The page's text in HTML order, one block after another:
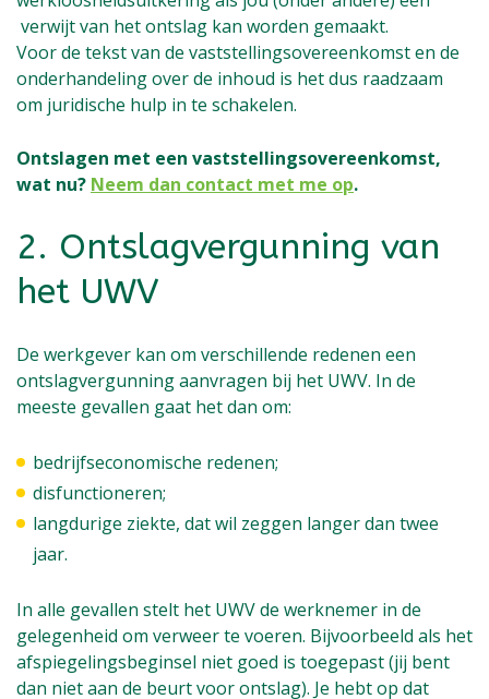
verwijt van het ontslag kan worden gemaakt.
Voor de tekst van de vaststellingsovereenkomst en de
onderhandeling over de inhoud is het dus raadzaam
om juridische hulp in te schakelen.
Ontslagen met een vaststellingsovereenkomst,
wat nu? Neem dan contact met me op.
2. Ontslagvergunning van
het UWV
De werkgever kan om verschillende redenen een
ontslagvergunning aanvragen bij het UWV. In de
meeste gevallen gaat het dan om:
bedrijfseconomische redenen;
disfunctioneren;
langdurige ziekte, dat wil zeggen langer dan twee
jaar.
In alle gevallen stelt het UWV de werknemer in de
gelegenheid om verweer te voeren. Bijvoorbeeld als het
afspiegelingsbeginsel niet goed is toegepast (jij bent
dan niet aan de beurt voor ontslag). Je hebt op dat